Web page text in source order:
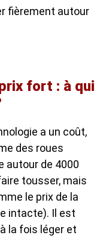
fièrement autour
fort : à qui
a un coût,
des roues
autour de 4000
tousser, mais
le prix de la
intacte). Il est
la fois léger et